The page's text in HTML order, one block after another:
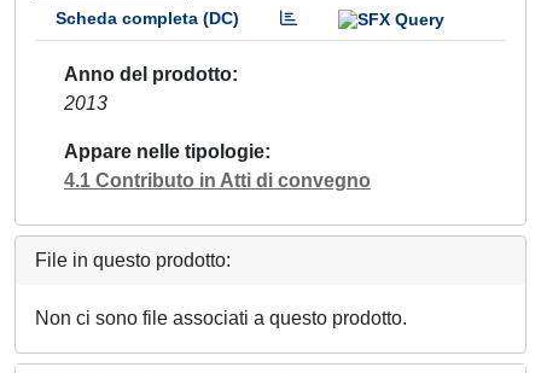
Scheda completa (DC)
Anno del prodotto
2013
Appare nelle tipologie
4.1 Contributo in Atti di convegno
File in questo prodotto:
Non ci sono file associati a questo prodotto.